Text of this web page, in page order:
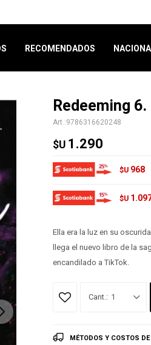
RECOMENDADOS
Redeeming
9786316620248
$U 1.290
$U 968
$U
Ella era la luz en su
llega el nuevo libro de la
encandilado a TikTok.
1
MÉTODOS Y COSTOS DE